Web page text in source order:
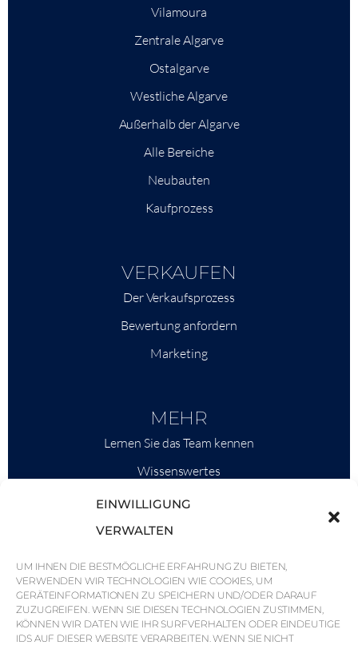
EINWILLIGUNG
VERWALTEN
UM IHNEN DIE BESTMÖGLICHE ERFAHRUNG ZU BIETEN,
VERWENDEN WIR TECHNOLOGIEN WIE COOKIES, UM
GERÄTEINFORMATIONEN ZU SPEICHERN UND/ODER DARAUF
ZUZUGREIFEN. WENN SIE DIESEN TECHNOLOGIEN ZUSTIMMEN,
KÖNNEN WIR DATEN WIE IHR SURFVERHALTEN ODER EINDEUTIGE
IDS AUF DIESER WEBSITE VERARBEITEN. WENN SIE NICHT
Vilamoura
Zentrale Algarve
Ostalgarve
Westliche Algarve
Außerhalb der Algarve
Alle Bereiche
Neubauten
Kaufprozess
VERKAUFEN
Der Verkaufsprozess
Bewertung anfordern
Marketing
MEHR
Lernen Sie das Team kennen
Wissenswertes
Savills
Marktinformationen
Nachrichten & Veranstaltungen
Karten der Region
Gemeinschaft